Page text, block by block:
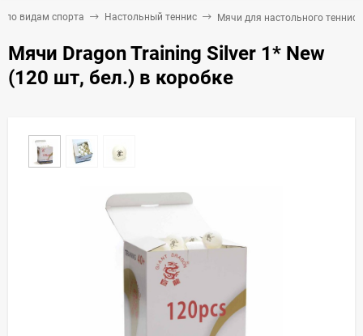
по видам спорта Настольный теннис Мячи для настольного тенниса
Мячи Dragon Training Silver 1* New
(120 шт, бел.) в коробке